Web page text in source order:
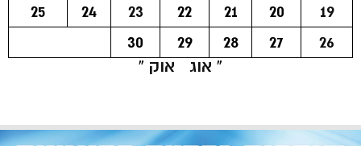
19
20
21
22
23
24
25
26
27
28
29
30
« אוג
אוק »